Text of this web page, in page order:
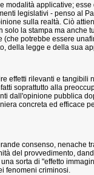
modalità applicative;
legislativi - penso al
sulla realtà. Ciò
la stampa ma anche
potrebbe essere
della legge e della sua
effetti rilevanti e tangibili
soprattutto alla
dall'opinione pubblica
concreta ed efficace
consenso, nenache
del provvedimento,
sorta di "effetto
fenomeni criminosi.